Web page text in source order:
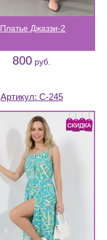
Платье Джаззи-2
800 руб.
Артикул: С-245